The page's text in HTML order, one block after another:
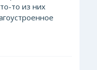
то из них